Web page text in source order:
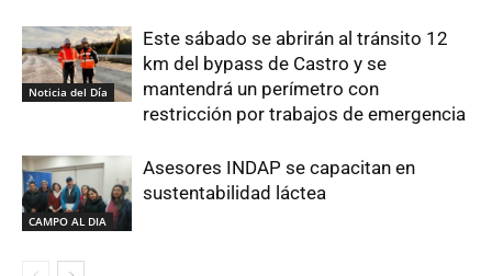
Noticia del Día
Este sábado se abrirán al tránsito 12
km del bypass de Castro y se
mantendrá un perímetro con
restricción por trabajos de emergencia
CAMPO AL DIA
Asesores INDAP se capacitan en
sustentabilidad láctea